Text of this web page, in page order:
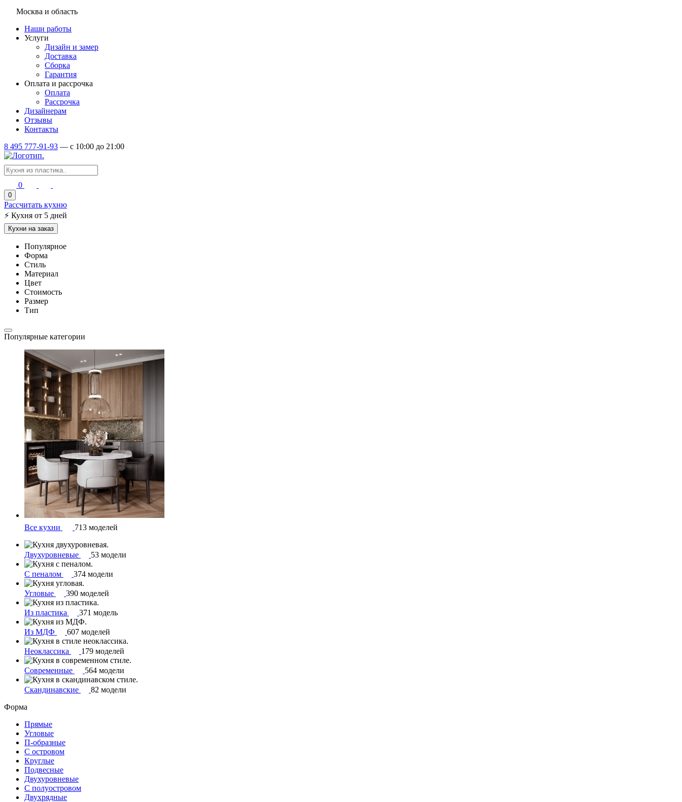
Москва и область
Наши работы
Услуги
Дизайн и замер
Доставка
Сборка
Гарантия
Оплата и рассрочка
Оплата
Рассрочка
Дизайнерам
Отзывы
Контакты
8 495 777-91-93 — c 10:00 до 21:00
0
0
Рассчитать кухню
⚡ Кухня от 5 дней
Кухни на заказ
Популярное
Форма
Стиль
Материал
Цвет
Стоимость
Размер
Тип
Популярные категории
Все кухни 713 моделей
Двухуровневые 53 модели
С пеналом 374 модели
Угловые 390 моделей
Из пластика 371 модель
Из МДФ 607 моделей
Неоклассика 179 моделей
Современные 564 модели
Скандинавские
82 модели
Форма
Прямые
Угловые
П-образные
С островом
Круглые
Подвесные
Двухуровневые
С полуостровом
Двухрядные